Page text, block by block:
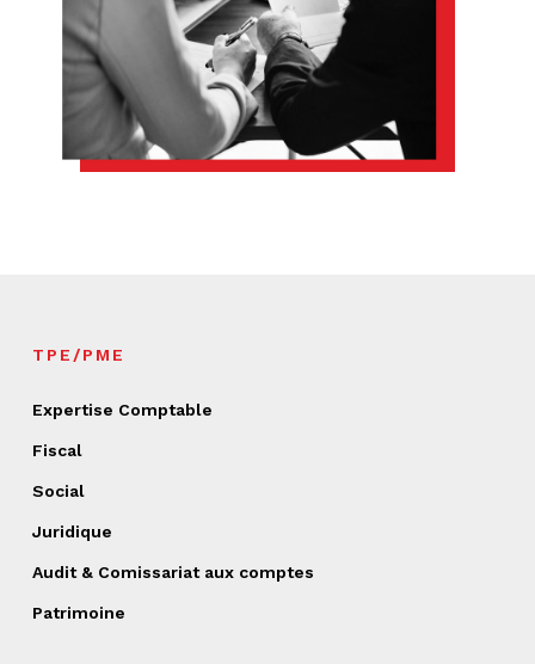
TPE/PME
Expertise Comptable
Fiscal
Social
Juridique
Audit & Comissariat aux comptes
Patrimoine